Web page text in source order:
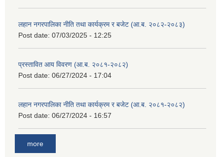
लहान नगरपालिका नीति तथा कार्यक्रम र बजेट (आ.ब. २०८२-२०८३)
Post date: 07/03/2025 - 12:25
प्रस्तावित आय विवरण (आ.ब. २०८१-२०८२)
Post date: 06/27/2024 - 17:04
लहान नगरपालिका नीति तथा कार्यक्रम र बजेट (आ.ब. २०८१-२०८२)
Post date: 06/27/2024 - 16:57
more